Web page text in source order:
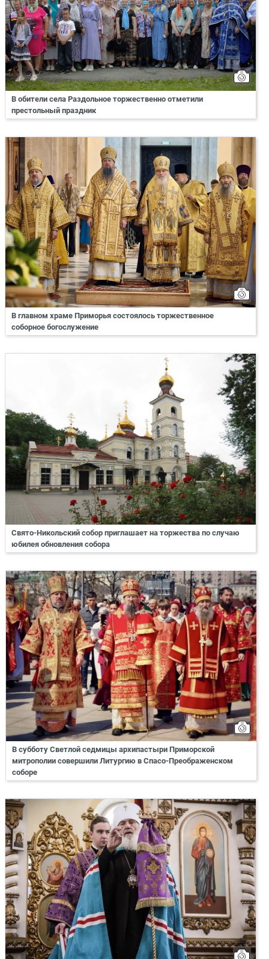
В обители села Раздольное торжественно отметили
престольный праздник
В главном храме Приморья состоялось торжественное
соборное богослужение
Свято-Никольский собор приглашает на торжества по случаю
юбилея обновления собора
В субботу Светлой седмицы архипастыри Приморской
митрополии совершили Литургию в Спасо-Преображенском
соборе